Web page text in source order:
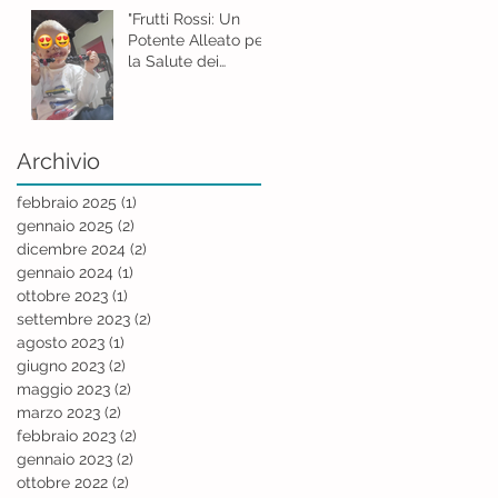
"Frutti Rossi: Un
Potente Alleato per
la Salute dei
Archivio
febbraio 2025 (1)
gennaio 2025 (2)
dicembre 2024 (2)
gennaio 2024 (1)
ottobre 2023 (1)
settembre 2023 (2)
agosto 2023 (1)
giugno 2023 (2)
maggio 2023 (2)
marzo 2023 (2)
febbraio 2023 (2)
gennaio 2023 (2)
ottobre 2022 (2)